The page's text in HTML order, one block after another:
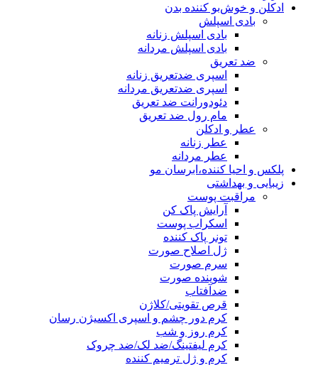
ادکلن و خوش‌بو کننده بدن
بادی اسپلش
بادی اسپلش زنانه
بادی اسپلش مردانه
ضد تعریق
اسپری ضدتعریق زنانه
اسپری ضدتعریق مردانه
دئودورانت ضد تعریق
مام رول ضد تعریق
عطر و ادکلن
عطر زنانه
عطر مردانه
پلکس و احیا کننده،ابرسان مو
زیبایی و بهداشتی
مراقبت پوست
آرایش پاک کن
اسکراب پوست
تونر پاک کننده
ژل اصلاح صورت
سرم صورت
شوینده صورت
ضدآفتاب
قرص تقویتی/کلاژن
کرم دور چشم و اسپری اکسیژن رسان
کرم روز و شب
کرم لیفتینگ/ضد لک/ضد چروک
کرم و ژل ترمیم کننده